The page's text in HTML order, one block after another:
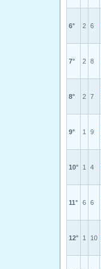
6° 2 6
7° 2 8
8° 2 7
9° 1 9
10° 1 4
11° 6 6
12° 1 10